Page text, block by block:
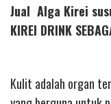
Jual Alga Kirei
KIREI DRINK
Kulit adalah organ